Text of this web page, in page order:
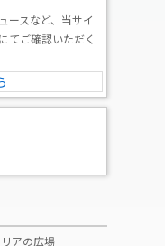
ースなど、当サイ
てご確認いただく
アの広場